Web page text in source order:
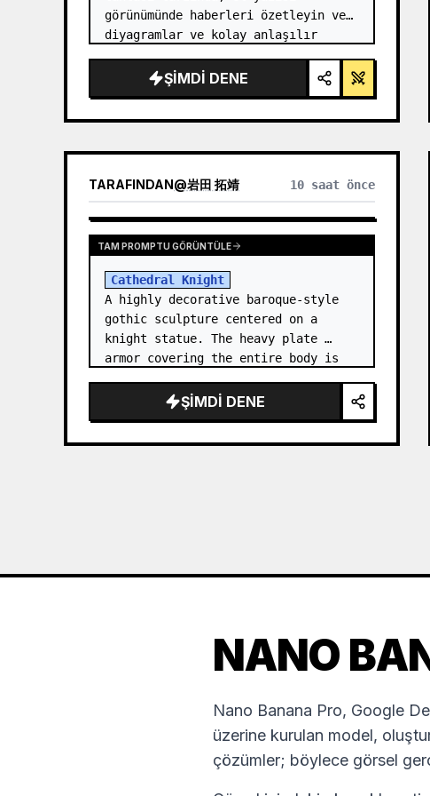
görünümünde haberleri özetleyin ve
diyagramlar ve kolay anlaşılır
ŞIMDI DENE
TARAFINDAN@岩田 拓靖 10 saat önce
TAM PROMPTU GÖRÜNTÜLE
Cathedral Knight
A highly decorative baroque-style
gothic sculpture centered on a
knight statue. The heavy plate
armor covering the entire body is
and swirling filigree decorations.
ŞIMDI DENE
NANO
Nano Banana Pro, Google
üzerine kurulan model,
çözümler; böylece görsel